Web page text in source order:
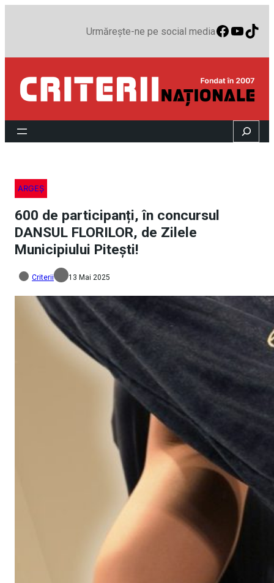
Urmărește-ne pe social media
Search
ARGEȘ
600 de participanți, în concursul
DANSUL FLORILOR, de Zilele
Municipiului Pitești!
Criterii 13 Mai 2025